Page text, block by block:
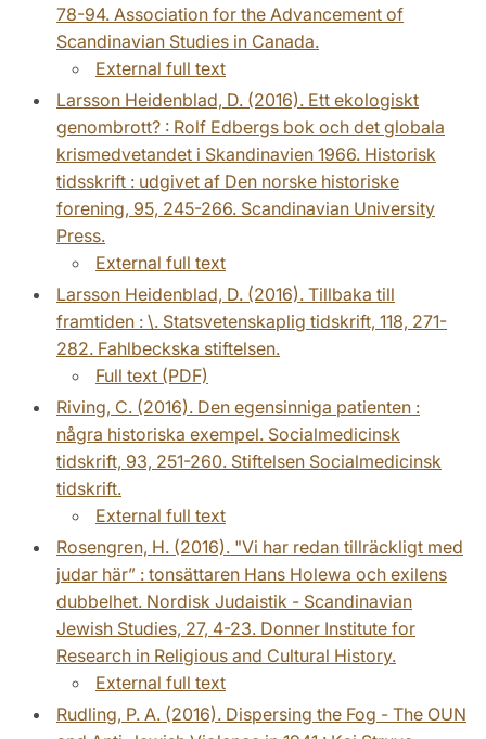
78-94. Association for the Advancement of
Scandinavian Studies in Canada.
External full text
Larsson Heidenblad, D. (2016). Ett ekologiskt
genombrott? : Rolf Edbergs bok och det globala
krismedvetandet i Skandinavien 1966. Historisk
tidsskrift : udgivet af Den norske historiske
forening, 95, 245-266. Scandinavian University
Press.
External full text
Larsson Heidenblad, D. (2016). Tillbaka till
framtiden : \. Statsvetenskaplig tidskrift, 118, 271-
282. Fahlbeckska stiftelsen.
Full text (PDF)
Riving, C. (2016). Den egensinniga patienten :
några historiska exempel. Socialmedicinsk
tidskrift, 93, 251-260. Stiftelsen Socialmedicinsk
tidskrift.
External full text
Rosengren, H. (2016). "Vi har redan tillräckligt med
judar här” : tonsättaren Hans Holewa och exilens
dubbelhet. Nordisk Judaistik - Scandinavian
Jewish Studies, 27, 4-23. Donner Institute for
Research in Religious and Cultural History.
External full text
Rudling, P. A. (2016). Dispersing the Fog - The OUN